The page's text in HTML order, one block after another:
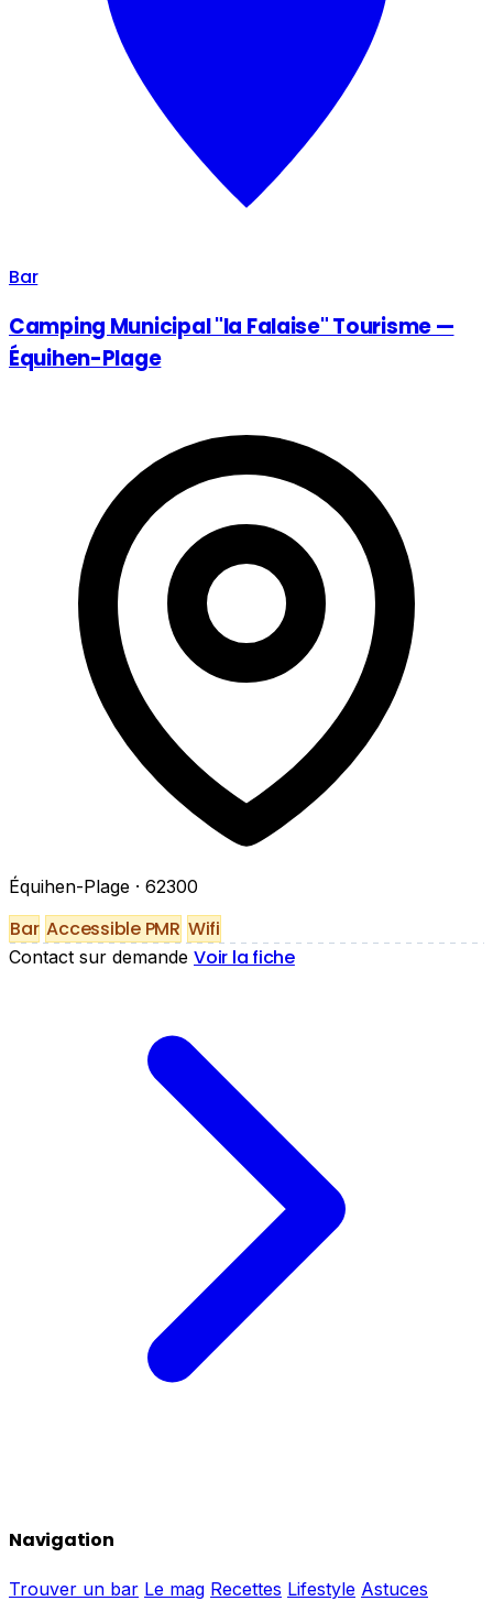
Bar
Camping Municipal "la Falaise" Tourisme —
Équihen-Plage
Équihen-Plage · 62300
Bar Accessible PMR Wifi
Contact sur demande Voir la fiche
Navigation
Trouver un bar Le mag Recettes Lifestyle Astuces